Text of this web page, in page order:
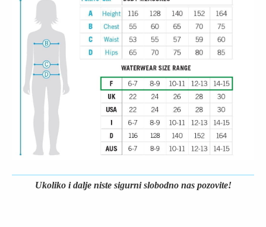
Ukoliko i dalje niste sigurni slobodno nas pozovite!